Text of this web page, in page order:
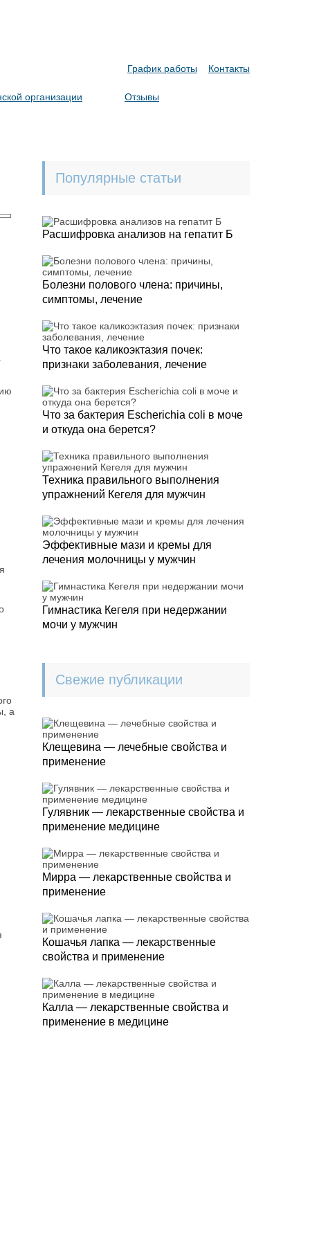
График работы Контакты
организации Отзывы
а
Популярные статьи
Расшифровка анализов на гепатит Б
Болезни полового члена: причины,
симптомы, лечение
Что такое каликоэктазия почек:
признаки заболевания, лечение
Что за бактерия Escherichia coli в моче
и откуда она берется?
Техника правильного выполнения
упражнений Кегеля для мужчин
Эффективные мази и кремы для
лечения молочницы у мужчин
Гимнастика Кегеля при недержании
мочи у мужчин
Свежие публикации
Клещевина — лечебные свойства и
применение
Гулявник — лекарственные свойства и
применение медицине
Мирра — лекарственные свойства и
применение
Кошачья лапка — лекарственные
свойства и применение
Калла — лекарственные свойства и
применение в медицине